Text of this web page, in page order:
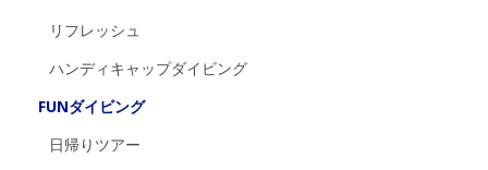
リフレッシュ
ハンディキャップダイビング
FUNダイビング
日帰りツアー